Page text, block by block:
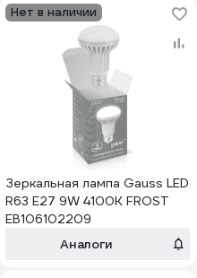
Нет в наличии
Зеркальная лампа Gauss LED
R63 E27 9W 4100K FROST
EB106102209
Аналоги